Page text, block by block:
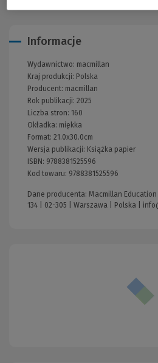
Informacje
Wydawnictwo: macmillan
Kraj produkcji: Polska
Producent: macmillan
Rok publikacji: 2025
Liczba stron: 160
Okładka: miękka
Format: 21.0x30.0cm
Wersja publikacji: Książka papier
ISBN: 9788381525596
Kod towaru: 9788381525596
Dane producenta: Macmillan
134 | 02-305 | Warszawa | Polska |